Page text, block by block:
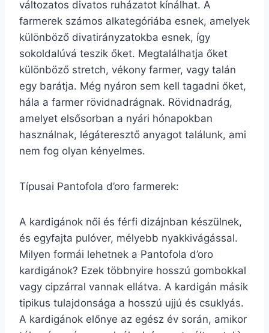
változatos divatos ruházatot kínálhat. A
farmerek számos alkategóriába esnek, amelyek
különböző divatirányzatokba esnek, így
sokoldalúvá teszik őket. Megtalálhatja őket
különböző stretch, vékony farmer, vagy talán
egy barátja. Még nyáron sem kell tagadni őket,
hála a farmer rövidnadrágnak. Rövidnadrág,
amelyet elsősorban a nyári hónapokban
használnak, légáteresztő anyagot találunk, ami
nem fog olyan kényelmes.
Típusai Pantofola d’oro farmerek:
A kardigánok női és férfi dizájnban készülnek,
és egyfajta pulóver, mélyebb nyakkivágással.
Milyen formái lehetnek a Pantofola d’oro
kardigánok? Ezek többnyire hosszú gombokkal
vagy cipzárral vannak ellátva. A kardigán másik
tipikus tulajdonsága a hosszú ujjú és csuklyás.
A kardigánok előnye az egész év során, amikor